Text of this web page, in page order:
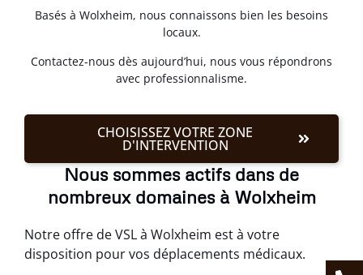
Basés à Wolxheim, nous connaissons bien les besoins
locaux.
Contactez-nous dès aujourd’hui, nous vous répondrons
avec professionnalisme.
CHOISISSEZ VOTRE ZONE
D'INTERVENTION
Nous sommes actifs dans de
nombreux domaines à Wolxheim
Notre offre de VSL à Wolxheim est à votre
disposition pour vos déplacements médicaux.